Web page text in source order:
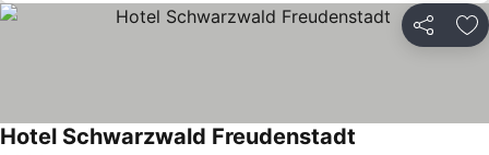
Del
Hotel Schwarzwald Freudenstadt